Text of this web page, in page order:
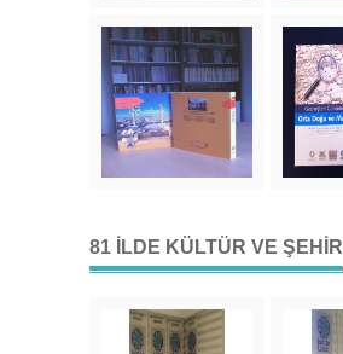
81 İLDE KÜLTÜR VE ŞEHIR